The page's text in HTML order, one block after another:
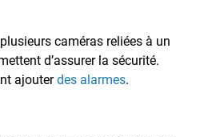
caméras reliées à un
d’assurer la sécurité.
ajouterdes alarmes.